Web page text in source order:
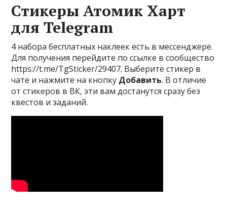
Стикеры Атомик Харт
для Telegram
4 набора бесплатных наклеек есть в мессенджере.
Для получения перейдите по ссылке в сообщество
https://t.me/TgSticker/29407. Выберите стикер в
чате и нажмите на кнопку Добавить. В отличие
от стикеров в ВК, эти вам достанутся сразу без
квестов и заданий.